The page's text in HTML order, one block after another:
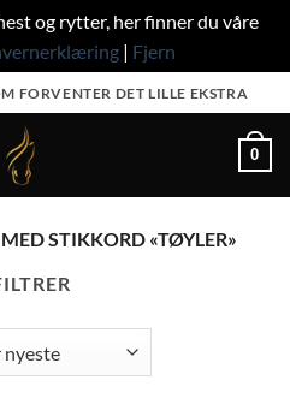
og rytter, her finner du våre
| Fjern
FORVENTER DET LILLE EKSTRA
0
STIKKORD «TØYLER»